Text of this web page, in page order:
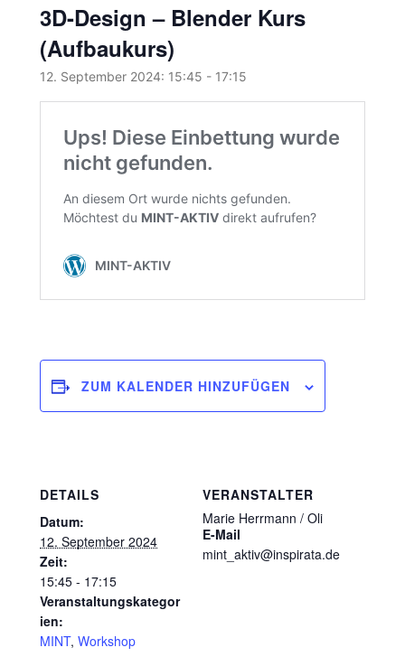
3D-Design – Blender Kurs
(Aufbaukurs)
12. September 2024: 15:45 - 17:15
ZUM KALENDER HINZUFÜGEN
DETAILS
Datum:
12. September 2024
Zeit:
15:45 - 17:15
Veranstaltungskategor
ien:
MINT, Workshop
VERANSTALTER
Marie Herrmann / Oli
E-Mail
mint_aktiv@inspirata.de